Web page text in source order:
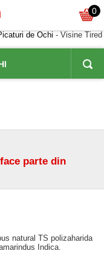
0
de Ochi - Visine Tired
parte din
natural TS polizaharida
Indica.